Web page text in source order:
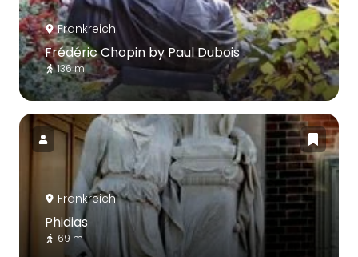
Frankreich
Frédéric Chopin by Paul Dubois
136 m
Frankreich
Phidias
69 m